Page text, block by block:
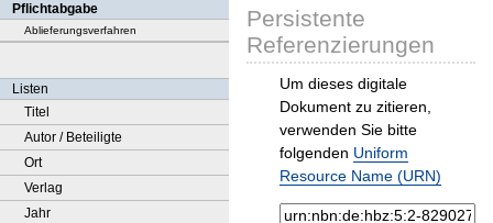
Pflichtabgabe
Ablieferungsverfahren
Listen
Titel
Autor / Beteiligte
Ort
Verlag
Jahr
Persistente
Referenzierungen
Um dieses digitale
Dokument zu zitieren,
verwenden Sie bitte
folgenden Uniform
Resource Name (URN)